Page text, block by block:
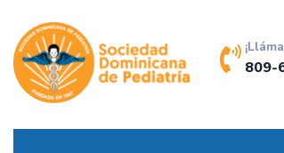
809-